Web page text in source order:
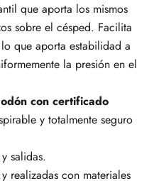
que aporta los mismos
sobre el césped. Facilita
que aporta estabilidad a
la presión en el
con certificado
y totalmente seguro
salidas.
realizadas con materiales